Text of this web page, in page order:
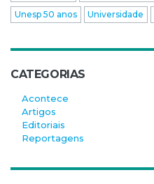
Unesp 50 anos
Universidade
CATEGORIAS
Acontece
Artigos
Editoriais
Reportagens